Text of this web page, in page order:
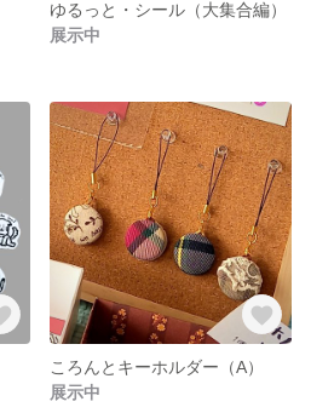
ゆるっと・シール（大集合編）
展示中
ころんとキーホルダー（A）
展示中